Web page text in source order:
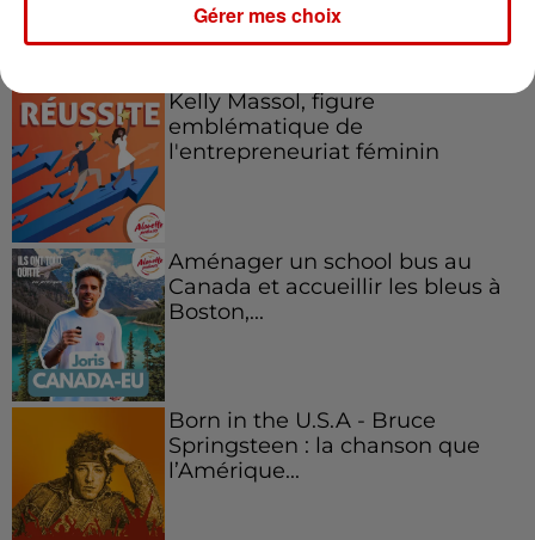
Podcasts Voir plus
Kelly Massol, figure
emblématique de
l'entrepreneuriat féminin
Aménager un school bus au
Canada et accueillir les bleus à
Boston,...
Born in the U.S.A - Bruce
Springsteen : la chanson que
l’Amérique...
Gérer mes choix